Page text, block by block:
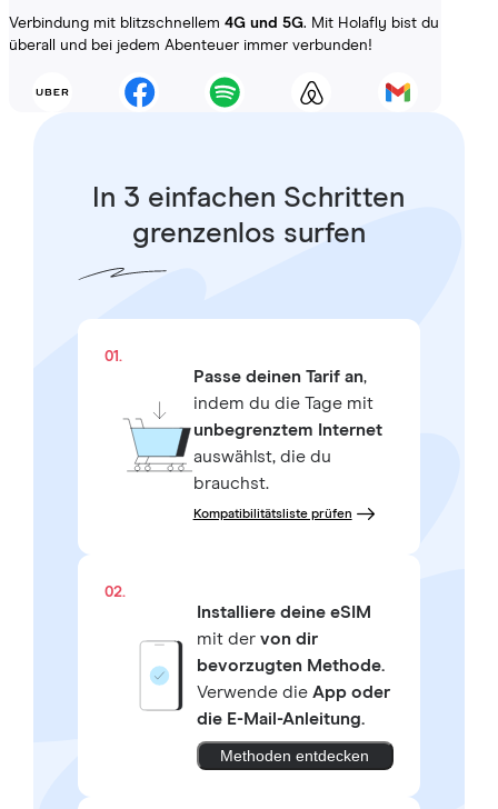
Verbindung mit blitzschnellem 4G und 5G. Mit Holafly bist du
überall und bei jedem Abenteuer immer verbunden!
In 3 einfachen Schritten
grenzenlos surfen
01.
Passe deinen Tarif an,
indem du die Tage mit
unbegrenztem Internet
auswählst, die du
brauchst.
Kompatibilitätsliste prüfen
02.
Installiere deine eSIM
mit der von dir
bevorzugten Methode.
Verwende die App oder
die E-Mail-Anleitung.
Methoden entdecken